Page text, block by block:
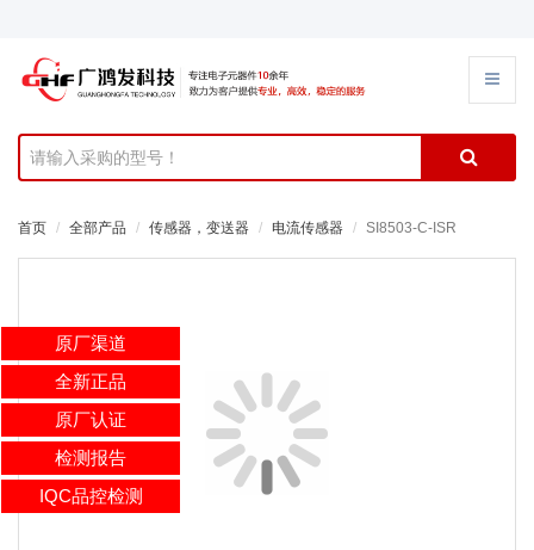
首页 全部产品 传感器，变送器 电流传感器 SI8503-C-ISR
原厂渠道
全新正品
原厂认证
检测报告
IQC品控检测